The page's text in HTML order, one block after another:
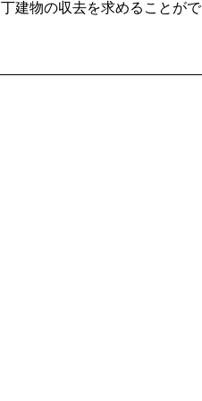
建物の収去を求めることがで